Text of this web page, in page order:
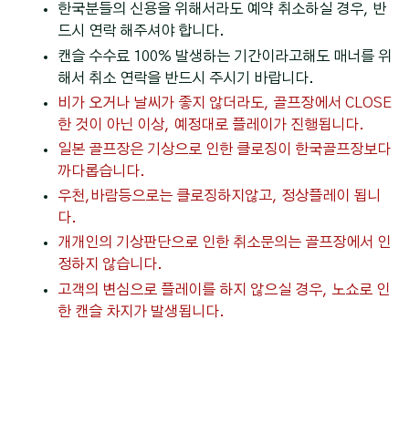
한국분들의 신용을 위해서라도 예약 취소하실 경우, 반
드시 연락 해주셔야 합니다.
캔슬 수수료 100% 발생하는 기간이라고해도 매너를 위
해서 취소 연락을 반드시 주시기 바랍니다.
비가 오거나 날씨가 좋지 않더라도, 골프장에서 CLOSE
한 것이 아닌 이상, 예정대로 플레이가 진행됩니다.
일본 골프장은 기상으로 인한 클로징이 한국골프장보다
까다롭습니다.
우천,바람등으로는 클로징하지않고, 정상플레이 됩니
다.
개개인의 기상판단으로 인한 취소문의는 골프장에서 인
정하지 않습니다.
고객의 변심으로 플레이를 하지 않으실 경우, 노쇼로 인
한 캔슬 차지가 발생됩니다.